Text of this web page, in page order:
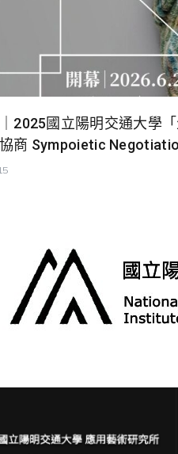
｜2025國立陽明交通大學
協商 Sympoietic